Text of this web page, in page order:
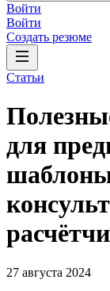
Войти
Войти
Создать резюме
Статьи
для
27 августа 2024